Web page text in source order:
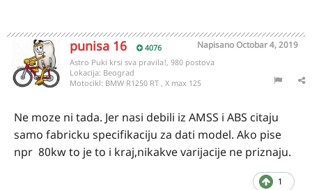
punisa 16 4076 NapisanoOctobar 4, 2019
Astro Puki krsi sva pravila!, 980 postova
Lokacija: Beograd
Motocikl: BMW R1250 RT , X max 125
Ne moze ni tada. Jer nasi debili iz AMSS i ABS citaju
samo fabricku specifikaciju za dati model. Ako pise
npr 80kw to je to i kraj,nikakve varijacije ne priznaju.
1